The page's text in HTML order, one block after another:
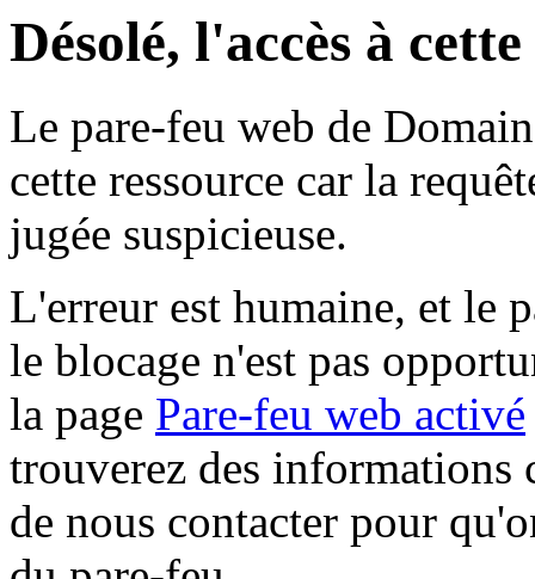
Désolé, l'accès à
Le pare-feu web de
cette ressource car la
jugée suspicieuse.
L'erreur est humaine, et le
le blocage n'est pas
la page Pare-feu web activé
trouverez des informations
de nous contacter pour